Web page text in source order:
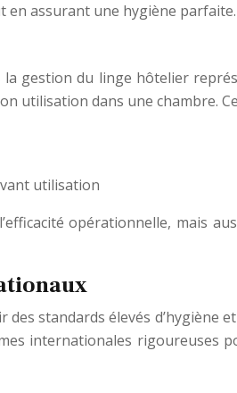
en assurant une hygiène parfaite.
gestion du linge hôtelier
utilisation dans une chambre.
utilisation
opérationnelle, mais
standards élevés d’hygiène
internationales rigoureuses